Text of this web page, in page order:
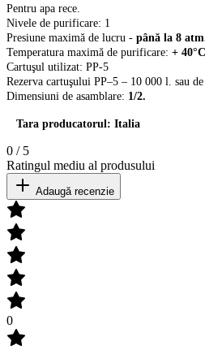
Pentru apa rece
Nivele de purificare: 1
Presiune maximă de lucru - până la 8
Temperatura maximă de purificare: + 40°С
Cartuşul utilizat: PP-5
Rezerva cartuşului PP–5 – 10 000 l. sau
Dimensiuni de asamblare: 1/2.
Tara producatorul: Italia
0 / 5
Ratingul mediu al produsului
Adaugă recenzie
0